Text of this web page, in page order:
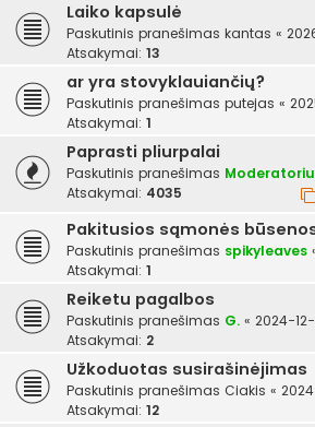
Laiko kapsulė
Paskutinis pranešimas kantas «
Atsakymai: 13
ar yra stovyklauiančių?
Paskutinis pranešimas putejas «
Atsakymai: 1
Paprasti pliurpalai
Paskutinis pranešimas
Atsakymai: 4035
Pakitusios sąmonės
Paskutinis pranešimas spikyleaves
Atsakymai: 1
Reiketu pagalbos
Paskutinis pranešimas G. « 2024-
Atsakymai: 2
Užkoduotas susirašinėjimas
Paskutinis pranešimas Ciakis «
Atsakymai: 12